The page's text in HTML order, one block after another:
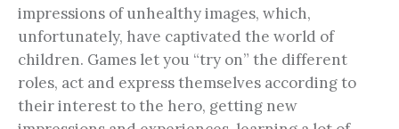
impressions of unhealthy images, which,
unfortunately, have captivated the world of
children. Games let you “try on” the different
roles, act and express themselves according to
their interest to the hero, getting new